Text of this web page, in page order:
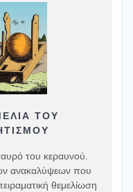
ΤΟΥ
του κεραυνού.
ανακαλύψεων που
θεμελίωση